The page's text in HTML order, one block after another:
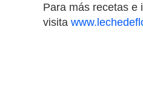
Para más recetas e
visita